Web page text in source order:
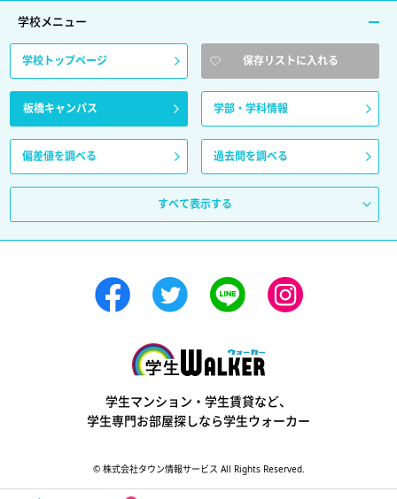
学校メニュー
学校トップページ 保存リストに入れる
板橋キャンパス 学部・学科情報
偏差値を調べる 過去問を調べる
すべて表示する
学生マンション・学生賃貸など、
学生専門お部屋探しなら学生ウォーカー
© 株式会社タウン情報サービス All Rights Reserved.